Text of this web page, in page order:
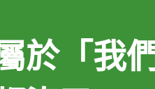
於「我